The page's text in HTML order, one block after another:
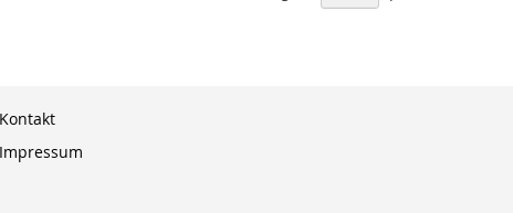
Kontakt
Impressum